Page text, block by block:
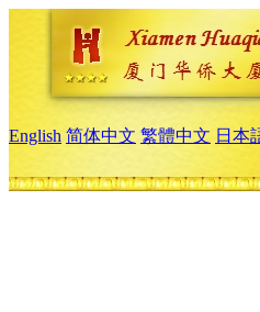
English 简体中文 繁體中文 日本